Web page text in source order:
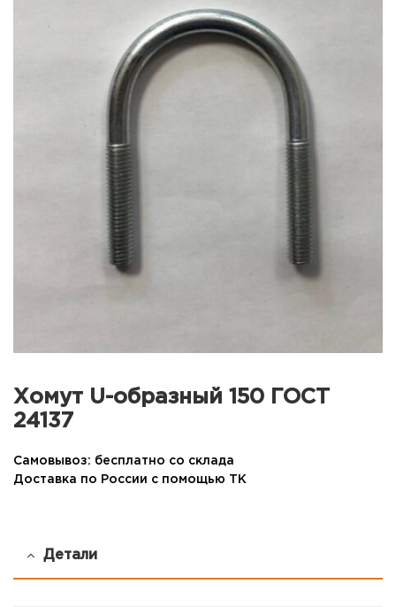
Хомут U-образный 150 ГОСТ
24137
Самовывоз: бесплатно со склада
Доставка по России с помощью ТК
Детали